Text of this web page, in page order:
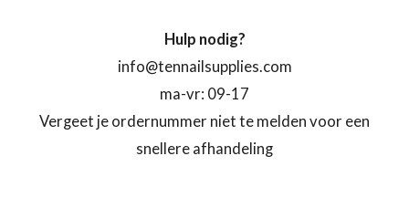
Hulp nodig?
info@tennailsupplies.com
ma-vr: 09-17
Vergeet je ordernummer niet te melden voor een
snellere afhandeling